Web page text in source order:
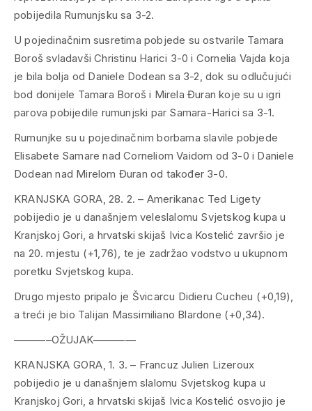
pobijedila Rumunjsku sa 3-2.
U pojedinačnim susretima pobjede su ostvarile Tamara
Boroš svladavši Christinu Harici 3-0 i Cornelia Vajda koja
je bila bolja od Daniele Dodean sa 3-2, dok su odlučujući
bod donijele Tamara Boroš i Mirela Đuran koje su u igri
parova pobijedile rumunjski par Samara-Harici sa 3-1.
Rumunjke su u pojedinačnim borbama slavile pobjede
Elisabete Samare nad Corneliom Vaidom od 3-0 i Daniele
Dodean nad Mirelom Đuran od također 3-0.
KRANJSKA GORA, 28. 2. – Amerikanac Ted Ligety
pobijedio je u današnjem veleslalomu Svjetskog kupa u
Kranjskoj Gori, a hrvatski skijaš Ivica Kostelić završio je
na 20. mjestu (+1,76), te je zadržao vodstvo u ukupnom
poretku Svjetskog kupa.
Drugo mjesto pripalo je Švicarcu Didieru Cucheu (+0,19),
a treći je bio Talijan Massimiliano Blardone (+0,34).
———–OŽUJAK————
KRANJSKA GORA, 1. 3. – Francuz Julien Lizeroux
pobijedio je u današnjem slalomu Svjetskog kupa u
Kranjskoj Gori, a hrvatski skijaš Ivica Kostelić osvojio je